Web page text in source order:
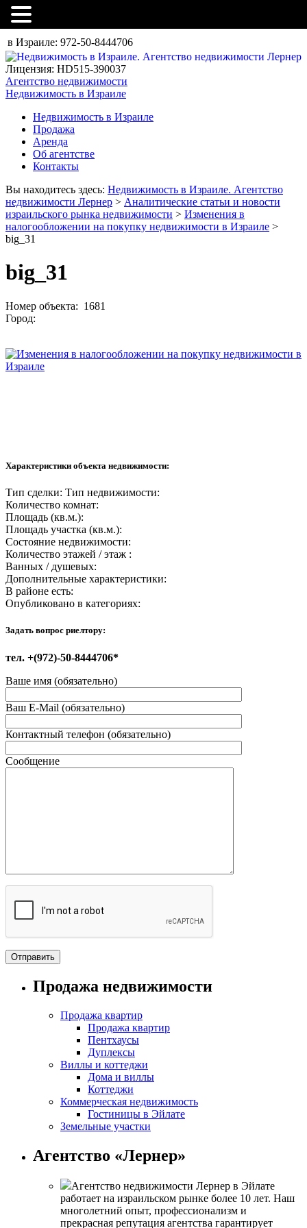
в Израиле: 972-50-8444706
Лицензия: HD515-390037
Агентство недвижимости
Недвижимость в Израиле
Недвижимость в Израиле
Продажа
Аренда
Об агентстве
Контакты
Вы находитесь здесь: Недвижимость в Израиле. Агентство
недвижимости Лернер > Аналитические статьи и новости
израильского рынка недвижимости > Изменения в
налогообложении на покупку недвижимости в Израиле >
big_31
big_31
Номер объекта: 1681
Город:
Характеристики объекта недвижимости:
Тип сделки: Тип недвижимости:
Количество комнат:
Площадь (кв.м.):
Площадь участка (кв.м.):
Состояние недвижимости:
Количество этажей / этаж :
Ванных / душевых:
Дополнительные характеристики:
В районе есть:
Опубликовано в категориях:
Задать вопрос риелтору:
тел. +(972)-50-8444706*
Ваше имя (обязательно)
Ваш E-Mail (обязательно)
Контактный телефон (обязательно)
Сообщение
Продажа недвижимости
Продажа квартир
Продажа квартир
Пентхаусы
Дуплексы
Виллы и коттеджи
Дома и виллы
Коттеджи
Коммерческая недвижимость
Гостиницы в Эйлате
Земельные участки
Агентство «Лернер»
Агентство недвижимости Лернер в Эйлате
работает на израильском рынке более 10 лет. Наш
многолетний опыт, профессионализм и
прекрасная репутация агентства гарантирует